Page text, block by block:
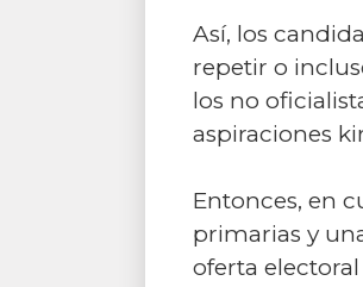
Así, los
repetir o
los no
aspiraciones
Entonces, en
primarias y
oferta